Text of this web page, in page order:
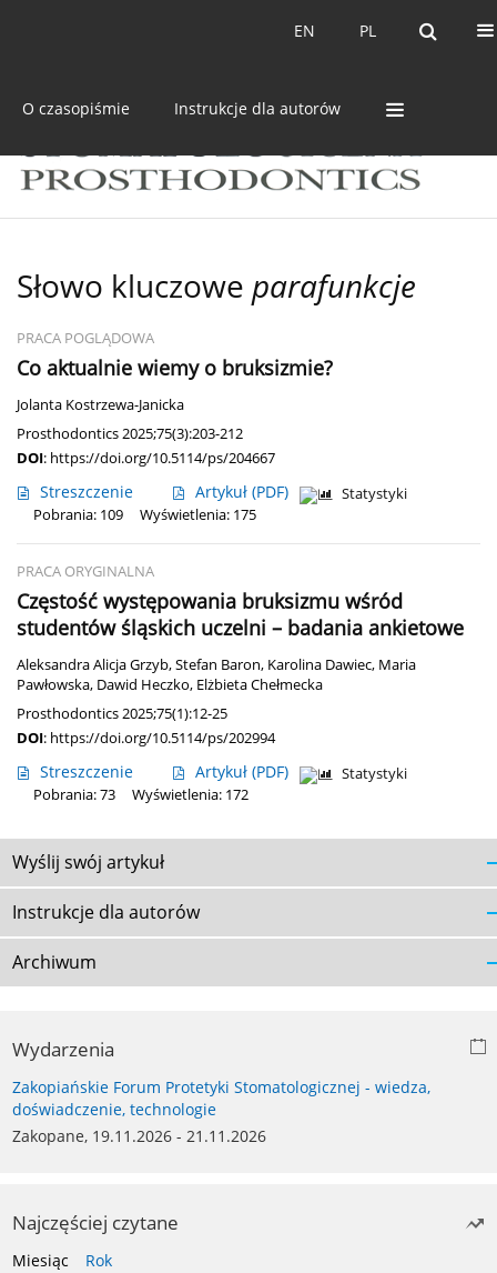
PL
EN PL
EN
O czasopiśmie Instrukcje dla autorów
Słowo kluczowe parafunkcje
PRACA POGLĄDOWA
Co aktualnie wiemy o bruksizmie?
Jolanta Kostrzewa-Janicka
Prosthodontics 2025;75(3):203-212
DOI: https://doi.org/10.5114/ps/204667
Streszczenie Artykuł (PDF)
Statystyki
Pobrania: 109
Wyświetlenia: 175
PRACA ORYGINALNA
Częstość występowania bruksizmu wśród
studentów śląskich uczelni – badania ankietowe
Aleksandra Alicja Grzyb,Stefan Baron, Karolina Dawiec, Maria
Pawłowska, Dawid Heczko, Elżbieta Chełmecka
Prosthodontics 2025;75(1):12-25
DOI: https://doi.org/10.5114/ps/202994
Streszczenie Artykuł (PDF)
Statystyki
Pobrania: 73
Wyświetlenia: 172
Wyślij swój artykuł
Instrukcje dla autorów
Archiwum
Wydarzenia
Zakopiańskie Forum Protetyki Stomatologicznej - wiedza,
doświadczenie, technologie
Zakopane, 19.11.2026 - 21.11.2026
Najczęściej czytane
Miesiąc
Rok